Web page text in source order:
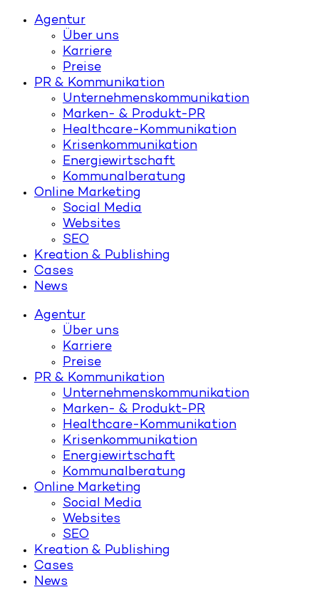
Agentur
Über uns
Karriere
Preise
PR & Kommunikation
Unternehmenskommunikation
Marken- & Produkt-PR
Healthcare-Kommunikation
Krisenkommunikation
Energiewirtschaft
Kommunalberatung
Online Marketing
Social Media
Websites
SEO
Kreation & Publishing
Cases
News
Agentur
Über uns
Karriere
Preise
PR & Kommunikation
Unternehmenskommunikation
Marken- & Produkt-PR
Healthcare-Kommunikation
Krisenkommunikation
Energiewirtschaft
Kommunalberatung
Online Marketing
Social Media
Websites
SEO
Kreation & Publishing
Cases
News